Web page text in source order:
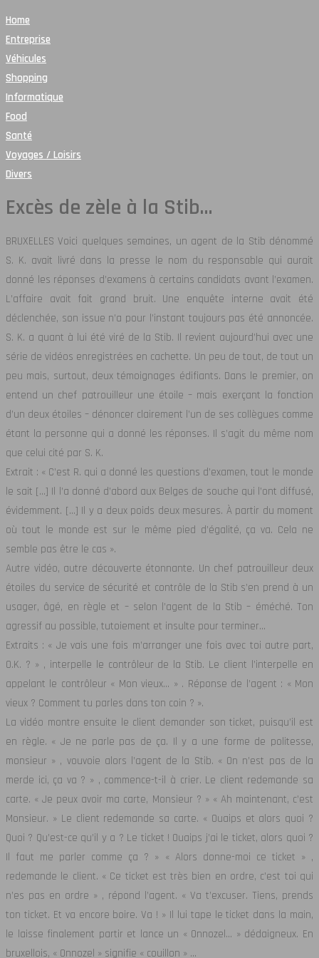
Home
Entreprise
Véhicules
Shopping
Informatique
Food
Santé
Voyages / Loisirs
Divers
Excès de zèle à la Stib…
BRUXELLES Voici quelques semaines, un agent de la Stib dénommé
S. K. avait livré dans la presse le nom du responsable qui aurait
donné les réponses d’examens à certains candidats avant l’examen.
L’affaire avait fait grand bruit. Une enquête interne avait été
déclenchée, son issue n’a pour l’instant toujours pas été annoncée.
S. K. a quant à lui été viré de la Stib. Il revient aujourd’hui avec une
série de vidéos enregistrées en cachette. Un peu de tout, de tout un
peu mais, surtout, deux témoignages édifiants. Dans le premier, on
entend un chef patrouilleur une étoile – mais exerçant la fonction
d’un deux étoiles – dénoncer clairement l’un de ses collègues comme
étant la personne qui a donné les réponses. Il s’agit du même nom
que celui cité par S. K.
Extrait : « C’est R. qui a donné les questions d’examen, tout le monde
le sait […] Il l’a donné d’abord aux Belges de souche qui l’ont diffusé,
évidemment. […] Il y a deux poids deux mesures. À partir du moment
où tout le monde est sur le même pied d’égalité, ça va. Cela ne
semble pas être le cas ».
Autre vidéo, autre découverte étonnante. Un chef patrouilleur deux
étoiles du service de sécurité et contrôle de la Stib s’en prend à un
usager, âgé, en règle et – selon l’agent de la Stib – éméché. Ton
agressif au possible, tutoiement et insulte pour terminer…
Extraits : « Je vais une fois m’arranger une fois avec toi autre part,
O.K. ? » , interpelle le contrôleur de la Stib. Le client l’interpelle en
appelant le contrôleur « Mon vieux… » . Réponse de l’agent : « Mon
vieux ? Comment tu parles dans ton coin ? ».
La vidéo montre ensuite le client demander son ticket, puisqu’il est
en règle. « Je ne parle pas de ça. Il y a une forme de politesse,
monsieur » , vouvoie alors l’agent de la Stib. « On n’est pas de la
merde ici, ça va ? » , commence-t-il à crier. Le client redemande sa
carte. « Je peux avoir ma carte, Monsieur ? » « Ah maintenant, c’est
Monsieur. » Le client redemande sa carte. « Ouaips et alors quoi ?
Quoi ? Qu’est-ce qu’il y a ? Le ticket ! Ouaips j’ai le ticket, alors quoi ?
Il faut me parler comme ça ? » « Alors donne-moi ce ticket » ,
redemande le client. « Ce ticket est très bien en ordre, c’est toi qui
n’es pas en ordre » , répond l’agent. « Va t’excuser. Tiens, prends
ton ticket. Et va encore boire. Va ! » Il lui tape le ticket dans la main,
le laisse finalement partir et lance un « Onnozel… » dédaigneux. En
bruxellois, « Onnozel » signifie « couillon » …